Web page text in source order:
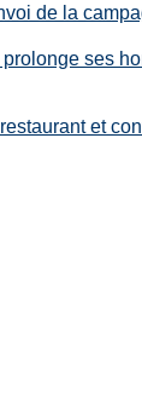
de la
ses
et